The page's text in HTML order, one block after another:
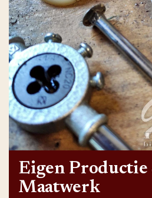
Eigen Productie
Maatwerk